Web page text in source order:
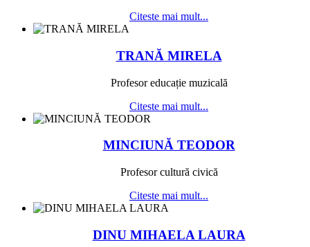
Citeste mai mult...
TRANĂ MIRELA
Profesor educație muzicală
Citeste mai mult...
MINCIUNĂ TEODOR
Profesor cultură civică
Citeste mai mult...
DINU MIHAELA LAURA